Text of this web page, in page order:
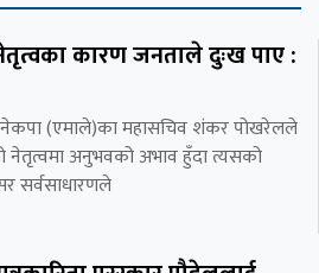
कारण जनताले दुःख पाए :
(एमाले)का महासचिव शंकर पोखरेलले
नेतृत्वमा अनुभवको अभाव हुँदा त्यसको
सर्वसाधारणले